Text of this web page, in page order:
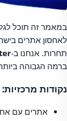
במאמר זה תוכל
לאחסון אתרים
תחרות. אנחנו ב-
ברמה הגבוהה
נקודות מרכזיות:
אתרים עם